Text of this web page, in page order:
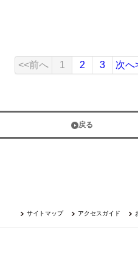
<<前へ 1 2 3 次へ
戻る
サイトマップ アクセスガイド